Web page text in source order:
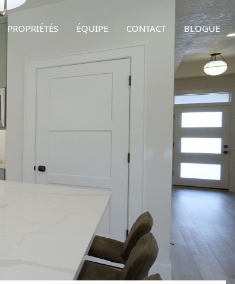
PROPRIÉTÉS ÉQUIPE CONTACT BLOGUE